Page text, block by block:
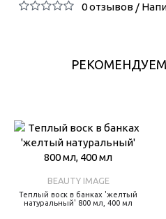
0 отзывов/
BEAUTY IMAGE
Теплый воск в банках 'желтый
натуральный' 800 мл, 400 мл